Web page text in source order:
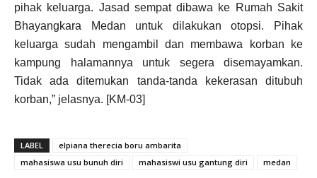
pihak keluarga. Jasad sempat dibawa ke Rumah Sakit
Bhayangkara Medan untuk dilakukan otopsi. Pihak
keluarga sudah mengambil dan membawa korban ke
kampung halamannya untuk segera disemayamkan.
Tidak ada ditemukan tanda-tanda kekerasan ditubuh
korban,” jelasnya. [KM-03]
LABEL
elpiana therecia boru ambarita
mahasiswa usu bunuh diri
mahasiswi usu gantung diri medan